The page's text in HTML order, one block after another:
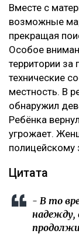
Вместе с
возможные
прекращая
Особое
территории
технические
местность. В
обнаружил
Ребёнка
угрожает.
полицейскому
Цитата
- В то
надежду,